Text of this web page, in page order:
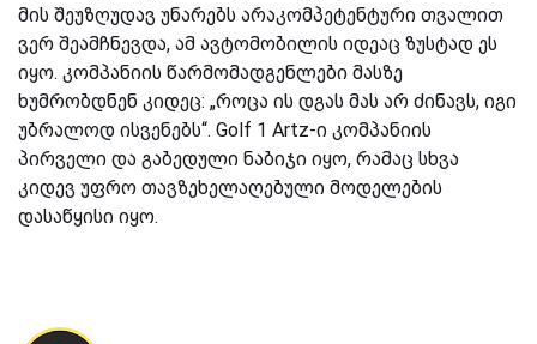
მის შეუზღუდავ უნარებს არაკომპეტენტური თვალით
ვერ შეამჩნევდა, ამ ავტომობილის იდეაც ზუსტად ეს
იყო. კომპანიის წარმომადგენლები მასზე
ხუმრობდნენ კიდეც: „როცა ის დგას მას არ ძინავს, იგი
უბრალოდ ისვენებს“. Golf 1 Artz-ი კომპანიის
პირველი და გაბედული ნაბიჯი იყო, რამაც სხვა
კიდევ უფრო თავზეხელაღებული მოდელების
დასაწყისი იყო.